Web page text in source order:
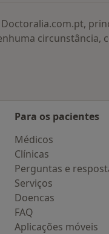
Para os pacientes
Médicos
Clínicas
Perguntas e
Serviços
Doencas
FAQ
Aplicações móveis